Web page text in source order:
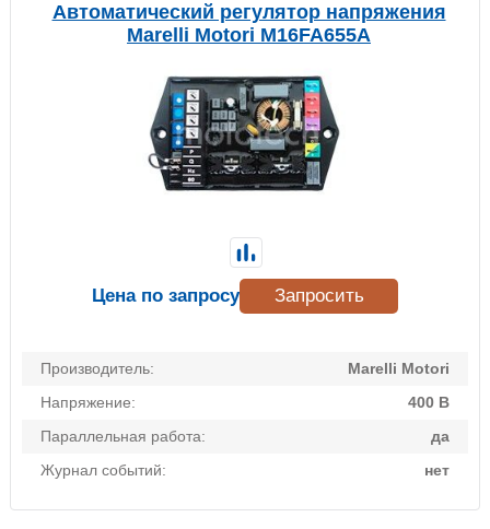
Автоматический регулятор напряжения
Marelli Motori M16FA655A
Производитель:
Marelli Motori
Напряжение:
400 В
Параллельная работа:
да
Журнал событий:
нет
Цена по запросу Запросить